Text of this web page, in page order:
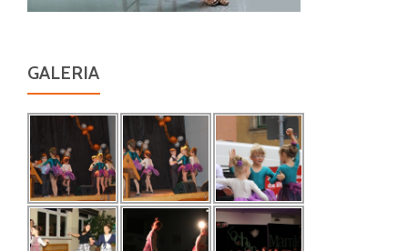
GALERIA